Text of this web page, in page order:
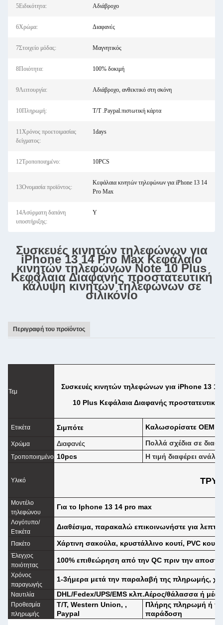
5Ειδικότητα: Αδιάβροχο
6Χρώμα: Διαφανές
7Στοιχείο μόδας: Μαγνητικός
8Ποιότητα: 100% δοκιμή
9Λειτουργία: Αδιάβροχο, ανθεκτικό στη σκόνη
10Πληρωμή: T/T .Paypal.πιστωτική κάρτα
11Χρόνος προετοιμασίας
δείγματος:
1days
12Τροποποιημένο: 10PCS
13Ονομασία προϊόντος:
Κεφάλαια κινητών τηλεφώνων για iPhone 13 14
Pro Max
14Ασύρματη δαπάνη
υποστήριξης:
Y
Συσκευές κινητών τηλεφώνων για
iPhone 13 14 Pro Max Κεφάλαιο
κινητών τηλεφώνων Note 10 Plus
Κεφάλαια Διαφανής προστατευτική
κάλυψη κινητών τηλεφώνων σε
σιλικόνιο
Περιγραφή του προϊόντος
Τεμ
Συσκευές κινητών τηλεφώνων για iPhone 13
10 Plus Κεφάλαια Διαφανής
Ετικέτα Σιμπότε Καλωσορίσατε OEM &
Χρώμα Διαφανές Πολλά σχέδια σε
Τροποποιημένο 10pcs Η τιμή διαφέρει
Υλικό
Μοντέλο
τηλεφώνου
Για το Iphone 13 14 pro max
Λογότυπο/
Ετικέτα
Διαθέσιμα, παρακαλώ επικοινωνήστε για
Πακέτο Χάρτινη σακούλα, κρυστάλλινο κουτί, PVC κουτί
Έλεγχος
ποιότητας
100% επιθεώρηση από την QC πριν την
Χρόνος
παραγωγής
1-3ήμερα μετά την παραλαβή της πληρωμής,
Ναυτιλία DHL/Fedex/UPS/EMS κλπ.Αέρος/θάλασσα ή
Προθεσμία
πληρωμής
Τ/Τ, Western Union, ,
Paypal
Πλήρης πληρωμή ή
παράδοση